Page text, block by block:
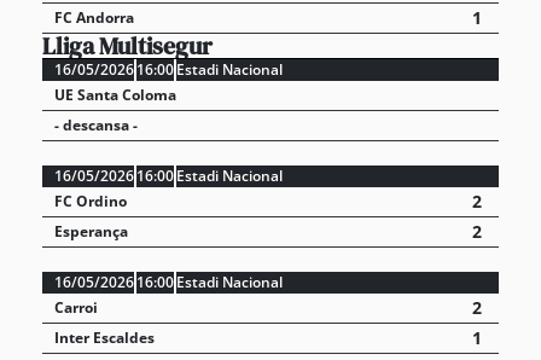
FC Andorra 1
Lliga Multisegur
16/05/202616:00Estadi Nacional
UE Santa Coloma
- descansa -
16/05/202616:00Estadi Nacional
FC Ordino
2
Esperança 2
16/05/202616:00Estadi Nacional
Carroi
2
Inter Escaldes 1